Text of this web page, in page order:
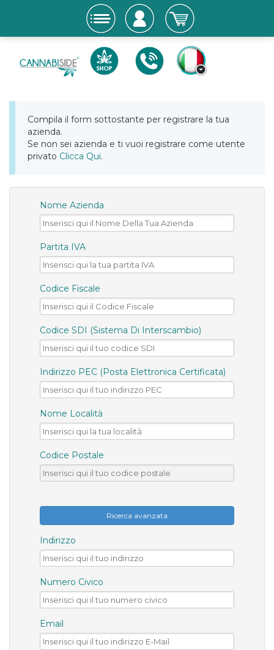
Compila il form sottostante per registrare la tua
azienda.
Se non sei azienda e ti vuoi registrare come utente
privato Clicca Qui.
Nome Azienda
Partita IVA
Codice Fiscale
Codice SDI (Sistema Di Interscambio)
Indirizzo PEC (Posta Elettronica Certificata)
Nome Località
Codice Postale
Ricerca avanzata
Indirizzo
Numero Civico
Email